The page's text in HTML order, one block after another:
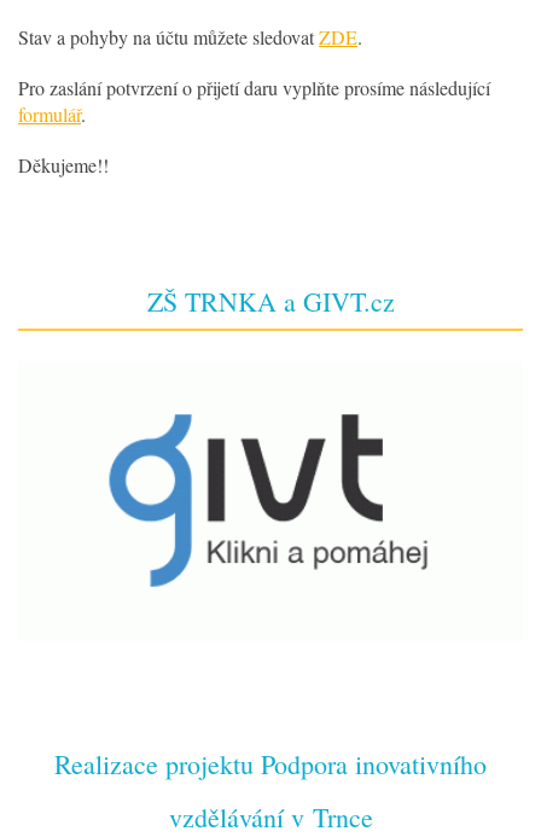
Stav a pohyby na účtu můžete sledovatZDE.
Pro zaslání potvrzení o přijetí daru vyplňte prosíme následující
formulář.
Děkujeme!!
ZŠ TRNKA a GIVT.cz
Realizace projektu Podpora inovativního
vzdělávání v Trnce